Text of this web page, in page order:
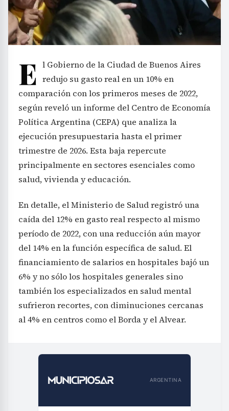
E l Gobierno de la Ciudad de Buenos Aires
redujo su gasto real en un 10% en
comparación con los primeros meses de 2022,
según reveló un informe del Centro de Economía
Política Argentina (CEPA) que analiza la
ejecución presupuestaria hasta el primer
trimestre de 2026. Esta baja repercute
principalmente en sectores esenciales como
salud, vivienda y educación.
En detalle, el Ministerio de Salud registró una
caída del 12% en gasto real respecto al mismo
período de 2022, con una reducción aún mayor
del 14% en la función específica de salud. El
financiamiento de salarios en hospitales bajó un
6% y no sólo los hospitales generales sino
también los especializados en salud mental
sufrieron recortes, con diminuciones cercanas
al 4% en centros como el Borda y el Alvear.
ARGENTINA